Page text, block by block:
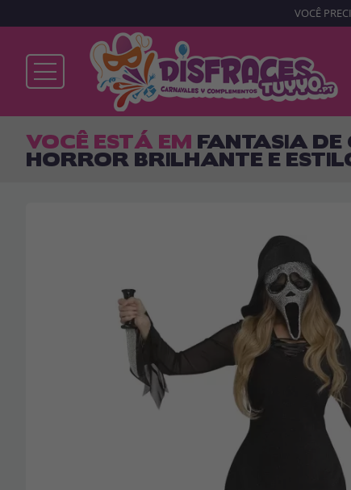
Já sou cliente
VOCÊ
VOCÊ ESTÁ EM FANTASIA DE
HORROR BRILHANTE E